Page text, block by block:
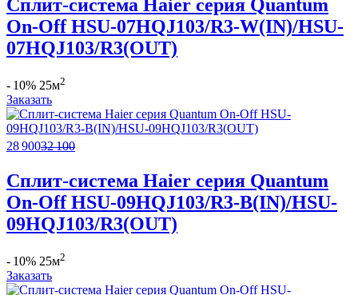
Сплит-система Haier серия Quantum
On-Off HSU-07HQJ103/R3-W(IN)/HSU-
07HQJ103/R3(OUT)
- 10% 25м2
Заказать
28 90032 100
Сплит-система Haier серия Quantum
On-Off HSU-09HQJ103/R3-B(IN)/HSU-
09HQJ103/R3(OUT)
- 10% 25м2
Заказать